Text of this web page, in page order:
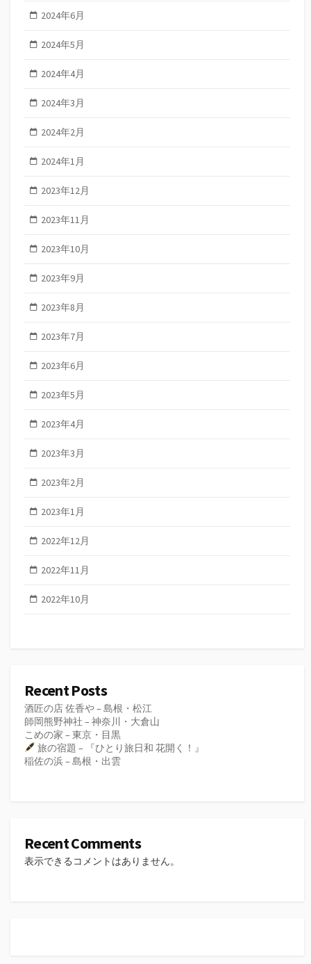
2024年6月
2024年5月
2024年4月
2024年3月
2024年2月
2024年1月
2023年12月
2023年11月
2023年10月
2023年9月
2023年8月
2023年7月
2023年6月
2023年5月
2023年4月
2023年3月
2023年2月
2023年1月
2022年12月
2022年11月
2022年10月
Recent Posts
酒匠の店 佐香や – 島根・松江
師岡熊野神社 – 神奈川・大倉山
こめの家 – 東京・目黒
旅の宿題 – 『ひとり旅日和 花開く！』
稲佐の浜 – 島根・出雲
Recent Comments
表示できるコメントはありません。